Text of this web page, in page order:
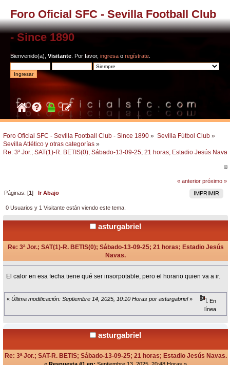
Foro Oficial SFC - Sevilla Football Club
- Since 1890
Bienvenido(a), Visitante . Por favor, ingresa o regístrate
Foro Oficial SFC - Sevilla Football Club - Since 1890 » Sevilla Fútbol Club »
Sevilla Atlético y otras categorías »
Re: 3ª Jor.; SAT(1)-R. BETIS(0); Sábado-13-09-25; 21 horas; Estadio Jesús
« anterior próximo »
IMPRIMIR
Páginas: [1]Ir Abajo
0 Usuarios y 1 Visitante están viendo este tema.
asturgabriel
Re: 3ª Jor.; SAT(1)-R. BETIS(0); Sábado-13-09-25; 21 horas; Estadio Jesús
Navas.
El calor en esa fecha tiene qué ser insorpotable, pero el horario quien va a ir.
« Última modificación: Septiembre 14, 2025, 10:10 Horas por asturgabriel»
En
línea
asturgabriel
Re: 3ª Jor.; SAT-R. BETIS; Sábado-13-09-25; 21 horas; Estadio Jesús Navas.